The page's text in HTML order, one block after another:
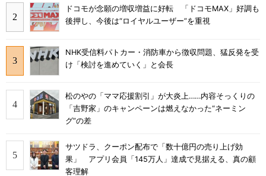
ドコモが念願の増収増益に好転 「ドコモMAX」好調も
後押し、今後は“ロイヤルユーザー”を重視
NHK受信料パトカー・消防車から徴収問題、猛反発を受
け「検討を進めていく」と会長
松のやの「ママ応援割引」が大炎上……内容そっくりの
「吉野家」のキャンペーンは燃えなかった“ネーミン
グ”の差
サツドラ、クーポン配布で「数十億円の売り上げ効
果」 アプリ会員「145万人」達成で見据える、真の顧
客理解